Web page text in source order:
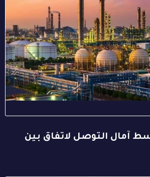
آمال التوصل لاتفاق بين